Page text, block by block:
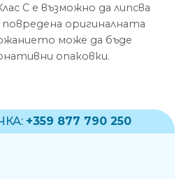
С е възможно да липсва
повредена оригиналната
може да бъде
опаковки.
+359 877 790 250